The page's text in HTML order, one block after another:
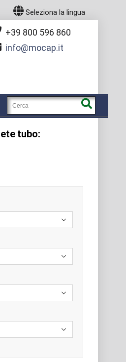
Seleziona la lingua
+39 800 596 860
info
mocap.it
tubo: